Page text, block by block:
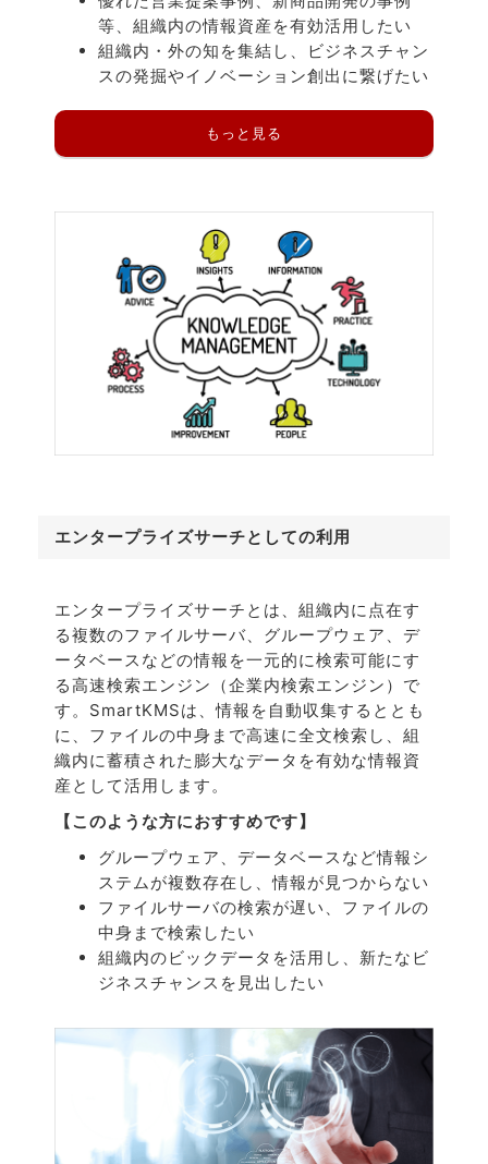
等、組織内の情報資産を有効活用したい
組織内・外の知を集結し、ビジネスチャン
スの発掘やイノベーション創出に繋げたい
もっと見る
エンタープライズサーチとしての利用
エンタープライズサーチとは、組織内に点在す
る複数のファイルサーバ、グループウェア、デ
ータベースなどの情報を一元的に検索可能にす
る高速検索エンジン（企業内検索エンジン）で
す。SmartKMSは、情報を自動収集するととも
に、ファイルの中身まで高速に全文検索し、組
織内に蓄積された膨大なデータを有効な情報資
産として活用します。
【このような方におすすめです】
グループウェア、データベースなど情報シ
ステムが複数存在し、情報が見つからない
ファイルサーバの検索が遅い、ファイルの
中身まで検索したい
組織内のビックデータを活用し、新たなビ
ジネスチャンスを見出したい